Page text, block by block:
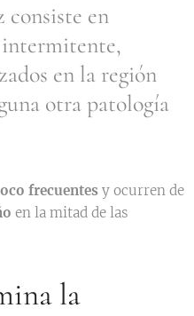
consiste en
en la región
otra patología
frecuentes y ocurren de
en la mitad de las
la